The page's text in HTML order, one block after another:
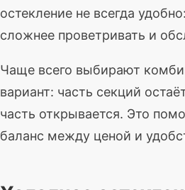
остекление не всегда
сложнее проветривать и
Чаще всего выбирают
вариант: часть секций
часть открывается. Это
баланс между ценой и